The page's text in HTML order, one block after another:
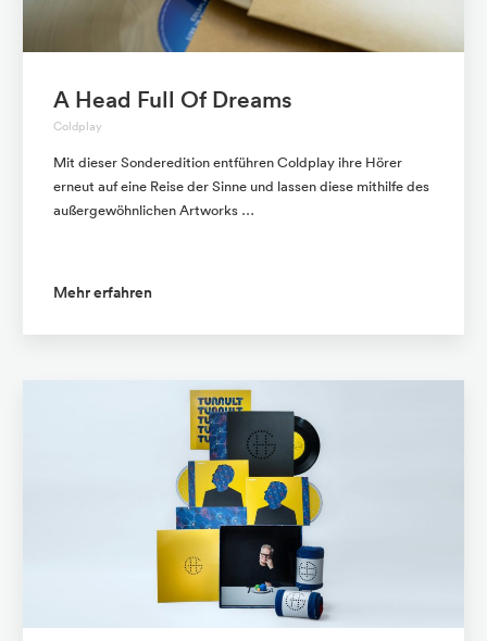
A Head Full Of Dreams
Coldplay
Mit dieser Sonderedition entführen Coldplay ihre Hörer
erneut auf eine Reise der Sinne und lassen diese mithilfe des
außergewöhnlichen Artworks …
Mehr erfahren